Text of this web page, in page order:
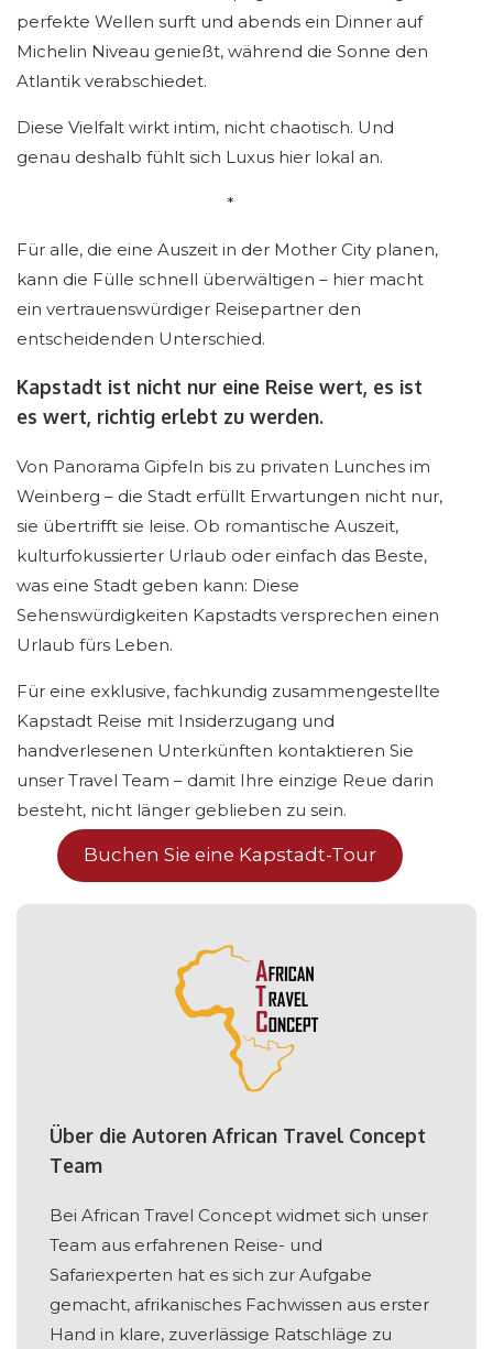
perfekte Wellen surft und abends ein Dinner auf
Michelin Niveau genießt, während die Sonne den
Atlantik verabschiedet.
Diese Vielfalt wirkt intim, nicht chaotisch. Und
genau deshalb fühlt sich Luxus hier lokal an.
*
Für alle, die eine Auszeit in der Mother City planen,
kann die Fülle schnell überwältigen – hier macht
ein vertrauenswürdiger Reisepartner den
entscheidenden Unterschied.
Kapstadt ist nicht nur eine Reise wert, es ist
es wert, richtig erlebt zu werden.
Von Panorama Gipfeln bis zu privaten Lunches im
Weinberg – die Stadt erfüllt Erwartungen nicht nur,
sie übertrifft sie leise. Ob romantische Auszeit,
kulturfokussierter Urlaub oder einfach das Beste,
was eine Stadt geben kann: Diese
Sehenswürdigkeiten Kapstadts versprechen einen
Urlaub fürs Leben.
Für eine exklusive, fachkundig zusammengestellte
Kapstadt Reise mit Insiderzugang und
handverlesenen Unterkünften kontaktieren Sie
unser Travel Team – damit Ihre einzige Reue darin
besteht, nicht länger geblieben zu sein.
Buchen Sie eine Kapstadt-Tour
Über die Autoren African Travel Concept
Team
Bei African Travel Concept widmet sich unser
Team aus erfahrenen Reise- und
Safariexperten hat es sich zur Aufgabe
gemacht, afrikanisches Fachwissen aus erster
Hand in klare, zuverlässige Ratschläge zu